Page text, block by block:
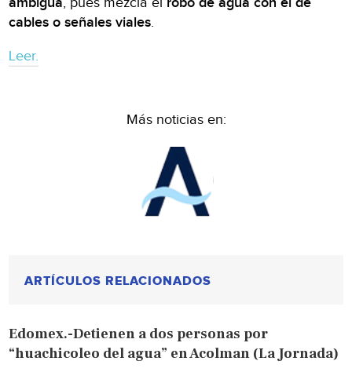
cables o señales viales.
Leer.
Más noticias en:
ARTÍCULOS RELACIONADOS
Edomex.-Detienen a dos personas por
“huachicoleo del agua” en Acolman (La Jornada)